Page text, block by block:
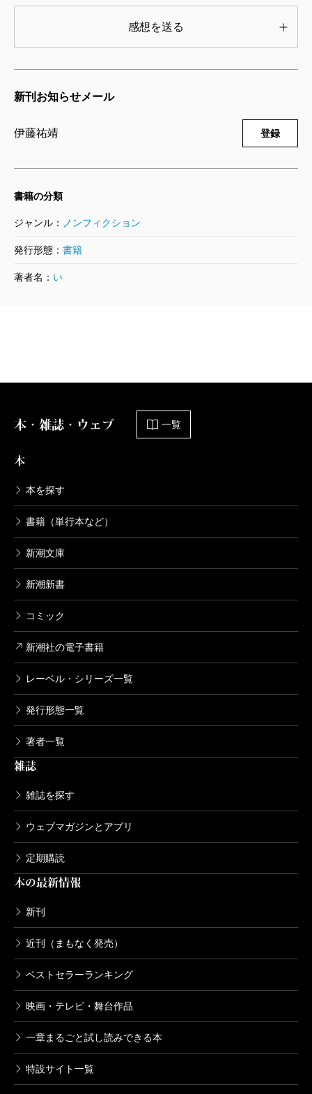
（ようろう・たけし 解剖学者）
波 2018年7月号より
単行本刊行時掲載
感想を送る
新刊お知らせメール
伊藤祐靖 登録
書籍の分類
ジャンル： ノンフィクション
発行形態： 書籍
著者名： い
本・雑誌・ウェブ 一覧
本
本を探す
書籍（単行本など）
新潮文庫
新潮新書
コミック
新潮社の電子書籍
レーベル・シリーズ一覧
発行形態一覧
著者一覧
雑誌
雑誌を探す
ウェブマガジンとアプリ
定期購読
本の最新情報
新刊
近刊（まもなく発売）
ベストセラーランキング
映画・テレビ・舞台作品
一章まるごと試し読みできる本
特設サイト一覧